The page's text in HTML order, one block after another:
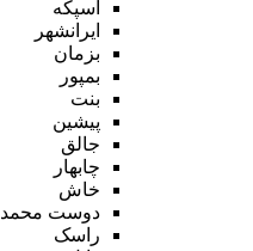
اسپکه
ایرانشهر
بزمان
بمپور
بنت
پیشین
جالق
چابهار
خاش
دوست محمد
راسک